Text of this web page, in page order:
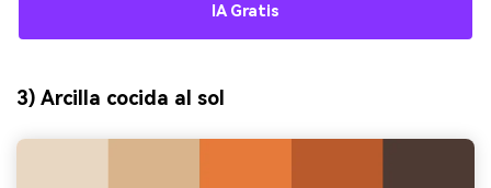
IA Gratis
3) Arcilla cocida al sol